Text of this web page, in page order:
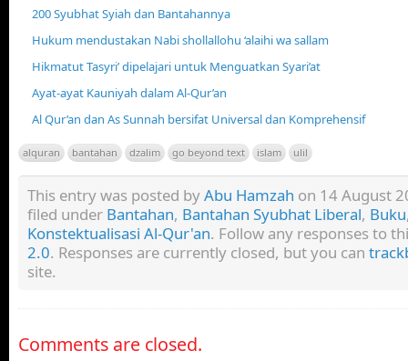
200 Syubhat Syiah dan Bantahannya
Hukum mendustakan Nabi shollallohu ‘alaihi wa sallam
Hikmatut Tasyri’ dipelajari untuk Menguatkan Syari’at
Ayat-ayat Kauniyah dalam Al-Qur’an
Al Qur’an dan As Sunnah bersifat Universal dan Komprehensif
alquran bantahan dzalim go beyond text islam ulil
This entry was posted byAbu Hamzah on 14 August
filed under Bantahan, Bantahan Syubhat Liberal, Buku
Konstektualisasi Al-Qur'an. Follow any responses to
2.0. Responses are currently closed, but you can
site.
Comments are closed.